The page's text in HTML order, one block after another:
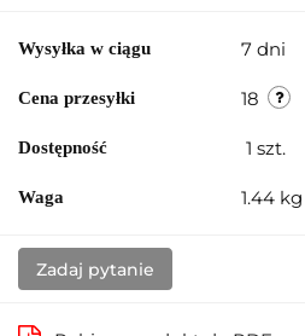
Wysyłka w ciągu 7 dni
Cena przesyłki 18
Dostępność 1 szt.
Waga 1.44 kg
Zadaj pytanie